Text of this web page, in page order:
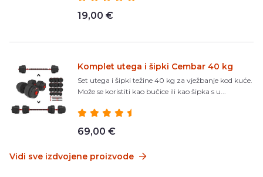
19,00 €
Komplet utega i šipki Cembar 40 kg
Set utega i šipki težine 40 kg za vježbanje kod kuće.
Može se koristiti kao bučice ili kao šipka s u...
69,00 €
Vidi sve izdvojene proizvode